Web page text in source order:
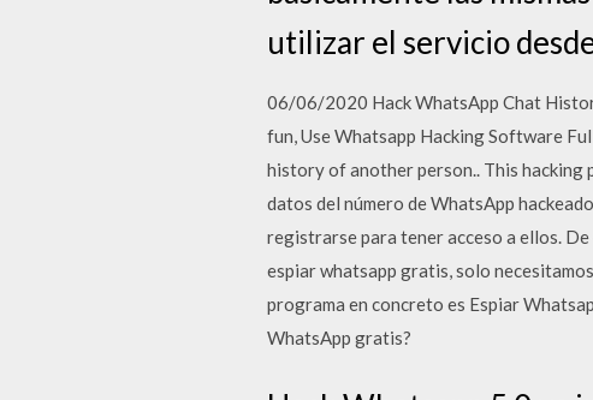
utilizar el servicio
06/06/2020 Hack WhatsApp Chat
fun, Use Whatsapp Hacking Software
history of another person.. This hacking
datos del número de WhatsApp
registrarse para tener acceso a ellos.
espiar whatsapp gratis, solo
programa en concreto es Espiar
WhatsApp gratis?